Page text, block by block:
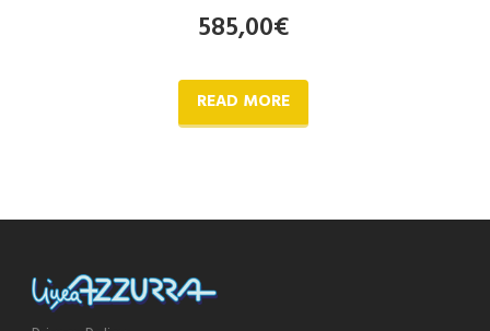
585,00€
READ MORE